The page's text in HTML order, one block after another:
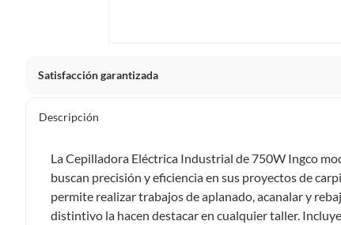
Satisfacción garantizada
Debe estar en perfecto estado, con todas sus
Productos que, por su naturaleza, no puedan ser
Confeccionados a la medida.
De uso personal.
Descripción
La Cepilladora Eléctrica Industrial de 750W Ingco
buscan precisión y eficiencia en sus proyectos de
permite realizar trabajos de aplanado, acanalar y
distintivo la hacen destacar en cualquier taller.